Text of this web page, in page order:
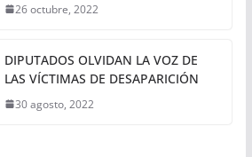
26 octubre, 2022
DIPUTADOS OLVIDAN LA VOZ DE
LAS VÍCTIMAS DE DESAPARICIÓN
30 agosto, 2022